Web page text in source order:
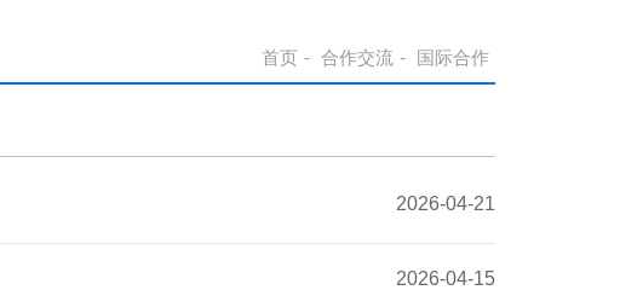
首页 - 合作交流 - 国际合作
2026-04-21
2026-04-15